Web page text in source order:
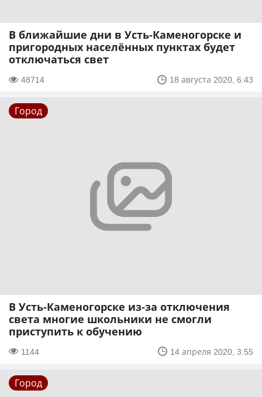
В ближайшие дни в Усть-Каменогорске и
пригородных населённых пунктах будет
отключаться свет
48714 18 августа 2020, 6:43
Город
В Усть-Каменогорске из-за отключения
света многие школьники не смогли
приступить к обучению
1144 14 апреля 2020, 3:55
Город